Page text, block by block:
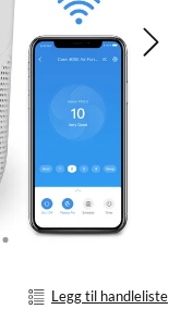
Legg til handleliste